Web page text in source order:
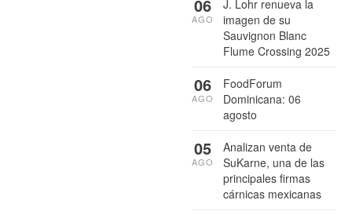
J. Lohr renueva la
imagen de su
Sauvignon Blanc
Flume Crossing 2025
06
AGO
FoodForum
Dominicana: 06
agosto
06
AGO
Analizan venta de
SuKarne, una de las
principales firmas
cárnicas mexicanas
05
AGO